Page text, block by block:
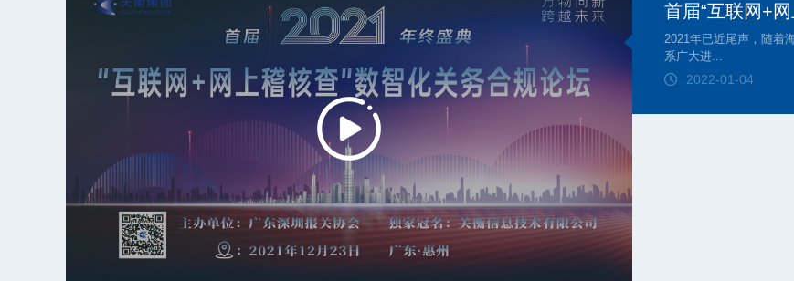
首届“互联网+
2021年已近尾声，随着
系广大进...
2022-01-04